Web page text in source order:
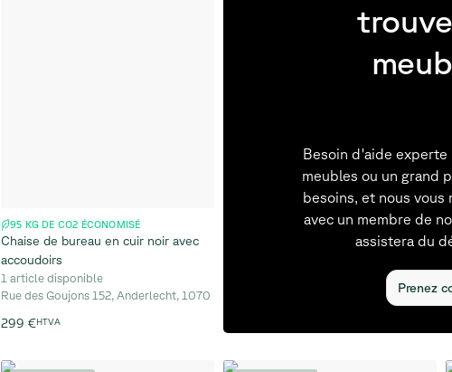
Besoin d'aide
meubles ou un grand
besoins, et nous
avec un membre de
assistera du
Prenez
95 KG DE CO2 ÉCONOMISÉ
Chaise de bureau en cuir noir avec
accoudoirs
1 article disponible
Rue des Goujons 152, Anderlecht, 1070
299 €HTVA